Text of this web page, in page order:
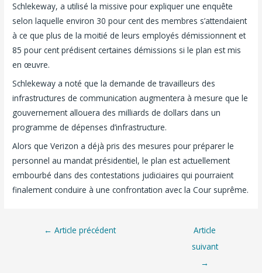
Schlekeway, a utilisé la missive pour expliquer une enquête
selon laquelle environ 30 pour cent des membres s’attendaient
à ce que plus de la moitié de leurs employés démissionnent et
85 pour cent prédisent certaines démissions si le plan est mis
en œuvre.
Schlekeway a noté que la demande de travailleurs des
infrastructures de communication augmentera à mesure que le
gouvernement allouera des milliards de dollars dans un
programme de dépenses d’infrastructure.
Alors que Verizon a déjà pris des mesures pour préparer le
personnel au mandat présidentiel, le plan est actuellement
embourbé dans des contestations judiciaires qui pourraient
finalement conduire à une confrontation avec la Cour suprême.
← Article précédent
Article
suivant
→